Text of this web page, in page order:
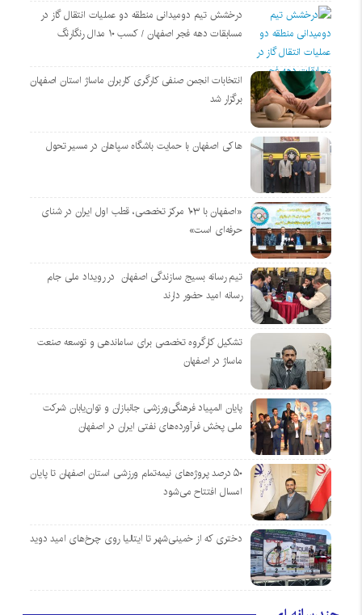
درخشش تیم دومیدانی منطقه دو عملیات انتقال گاز در
مسابقات دهه فجر اصفهان / کسب ۱۰ مدال رنگارنگ
انتخابات انجمن صنفی کارگری کاربران ماساژ استان اصفهان
برگزار شد
هاکی اصفهان با حمایت باشگاه سپاهان در مسیر تحول
«اصفهان با ۱۰۳ مرکز تخصصی، قطب اول ایران در شنای
حرفه‌ای است»
تیم رسانه بسیج سازندگی اصفهان در رویداد ملی جام
رسانه امید حضور دارند
تشکیل کارگروه تخصصی برای ساماندهی و توسعه صنعت
ماساژ در اصفهان
پایان المپیاد فرهنگی‌ورزشی جانبازان و توان‌یابان شرکت
ملی پخش فرآورده‌های نفتی ایران در اصفهان
۵۰ درصد پروژه‌های نیمه‌تمام ورزشی استان اصفهان تا پایان
امسال افتتاح می‌شود
دختری که از خمینی‌شهر تا ایتالیا روی چرخ‌های امید دوید